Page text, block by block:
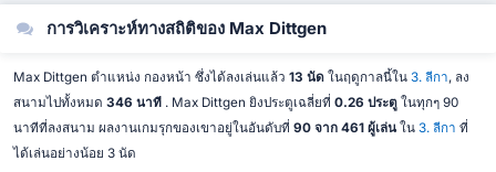
การวิเคราะห์ทางสถิติของ Max Dittgen
Max Dittgen ตำแหน่ง กองหน้า ซึ่งได้ลงเล่นแล้ว 13 นัดในฤดูกาลนี้ใน 3. ลีกา, ลง
สนามไปทั้งหมด 346 นาที . Max Dittgen ยิงประตูเฉลี่ยที่ 0.26 ประตู ในทุกๆ 90
นาทีที่ลงสนาม ผลงานเกมรุกของเขาอยู่ในอันดับที่ 90 จาก 461 ผู้เล่นใน 3. ลีกา ที่
ได้เล่นอย่างน้อย 3 นัด